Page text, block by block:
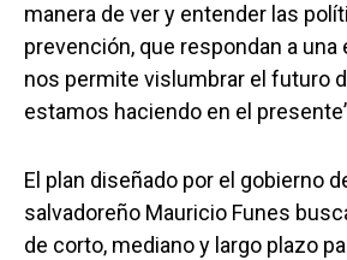
manera de ver y entender las
prevención, que respondan a una
nos permite vislumbrar el futuro
estamos haciendo en el
El plan diseñado por el gobierno
salvadoreño Mauricio Funes
de corto, mediano y largo plazo